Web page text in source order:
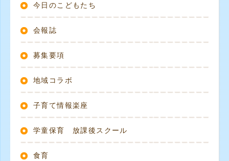
今日のこどもたち
会報誌
募集要項
地域コラボ
子育て情報楽座
学童保育 放課後スクール
食育